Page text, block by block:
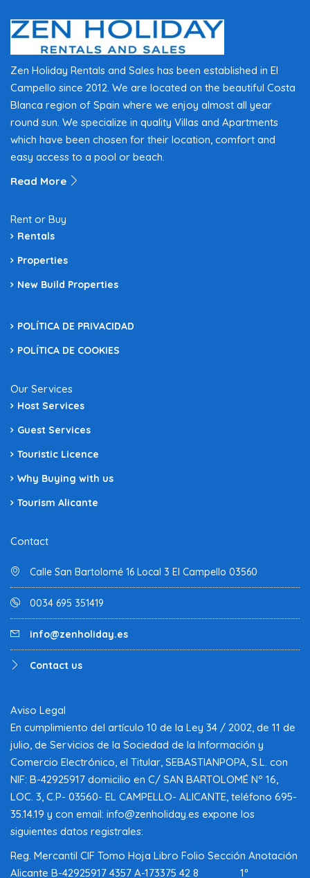
Zen Holiday Rentals and Sales has been established in El
Campello since 2012. We are located on the beautiful Costa
Blanca region of Spain where we enjoy almost all year
round sun. We specialize in quality Villas and Apartments
which have been chosen for their location, comfort and
easy access to a pool or beach.
Read More
Rent or Buy
Rentals
Properties
New Build Properties
POLÍTICA DE PRIVACIDAD
POLÍTICA DE COOKIES
Our Services
Host Services
Guest Services
Touristic Licence
Why Buying with us
Tourism Alicante
Contact
Calle San Bartolomé 16 Local 3 El Campello 03560
0034 695 351419
info@zenholiday.es
Contact us
Aviso Legal
En cumplimiento del artículo 10 de la Ley 34 / 2002, de 11 de
julio, de Servicios de la Sociedad de la Información y
Comercio Electrónico, el Titular, SEBASTIANPOPA, S.L. con
NIF: B-42925917 domicilio en C/ SAN BARTOLOMÉ Nº 16,
LOC. 3, C.P- 03560- EL CAMPELLO- ALICANTE, teléfono 695-
35.14.19 y con email: info@zenholiday.es expone los
siguientes datos registrales:
Reg. Mercantil CIF Tomo Hoja Libro Folio Sección Anotación
Alicante B-42925917 4357 A-173375 42 8 1ª